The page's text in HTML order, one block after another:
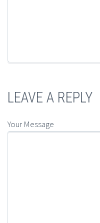
LEAVE A REPLY
Your Message